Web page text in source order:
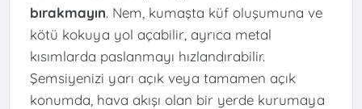
bırakmayın. Nem, kumaşta küf oluşumuna ve
kötü kokuya yol açabilir, ayrıca metal
kısımlarda paslanmayı hızlandırabilir.
Şemsiyenizi yarı açık veya tamamen açık
konumda, hava akışı olan bir yerde kurumaya